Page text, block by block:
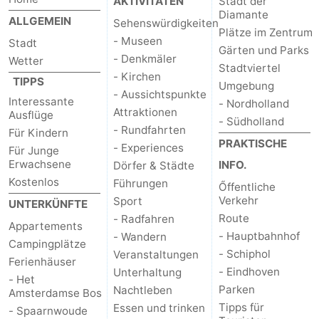
ALLGEMEIN
Stadt
Wetter
TIPPS
Interessante
Ausflüge
Für Kindern
Für Junge
Erwachsene
Kostenlos
UNTERKÜNFTE
Appartements
Campingplätze
Ferienhäuser
- Het
Amsterdamse Bos
- Spaarnwoude
Sehenswürdigkeiten
- Museen
- Denkmäler
- Kirchen
- Aussichtspunkte
Attraktionen
- Rundfahrten
- Experiences
Dörfer & Städte
Führungen
Sport
- Radfahren
- Wandern
Veranstaltungen
Unterhaltung
Nachtleben
Essen und trinken
Diamante
Plätze im Zentrum
Gärten und Parks
Stadtviertel
Umgebung
- Nordholland
- Südholland
PRAKTISCHE
INFO.
Őffentliche
Verkehr
Route
- Hauptbahnhof
- Schiphol
- Eindhoven
Parken
Tipps für